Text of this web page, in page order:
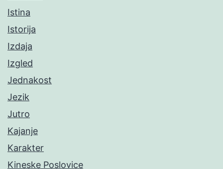
Istina
Istorija
Izdaja
Izgled
Jednakost
Jezik
Jutro
Kajanje
Karakter
Kineske Poslovice